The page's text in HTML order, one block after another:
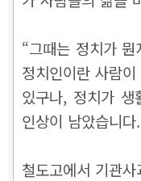
“그때는 정치가
정치인이란 사람
있구나, 정치가
인상이 남았습니다
철도고에서 기관